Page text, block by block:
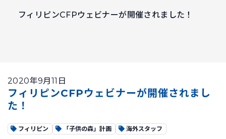
フィリピンCFPウェビナーが開催されました！
2020年9月11日
フィリピンCFPウェビナーが開催されまし
た！
フィリピン 「子供の森」計画 海外スタッフ